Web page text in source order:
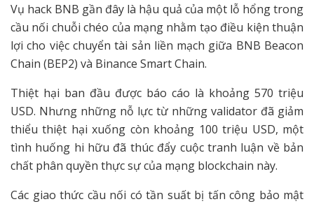
Vụ hack BNB gần đây là hậu quả của một lỗ hổng trong
cầu nối chuỗi chéo của mạng nhằm tạo điều kiện thuận
lợi cho việc chuyển tài sản liền mạch giữa BNB Beacon
Chain (BEP2) và Binance Smart Chain.
Thiệt hại ban đầu được báo cáo là khoảng 570 triệu
USD. Nhưng những nỗ lực từ những validator đã giảm
thiểu thiệt hại xuống còn khoảng 100 triệu USD, một
tình huống hi hữu đã thúc đẩy cuộc tranh luận về bản
chất phân quyền thực sự của mạng blockchain này.
Các giao thức cầu nối có tần suất bị tấn công bảo mật